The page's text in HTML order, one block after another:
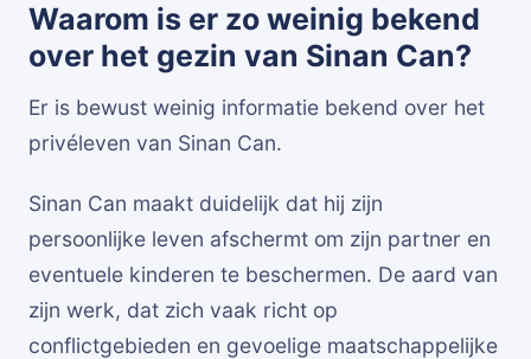
Waarom is er zo weinig bekend
over het gezin van Sinan Can?
Er is bewust weinig informatie bekend over het
privéleven van Sinan Can.
Sinan Can maakt duidelijk dat hij zijn
persoonlijke leven afschermt om zijn partner en
eventuele kinderen te beschermen. De aard van
zijn werk, dat zich vaak richt op
conflictgebieden en gevoelige maatschappelijke